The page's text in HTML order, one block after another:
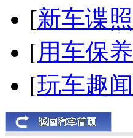
[新车谍照
[用车保养
[玩车趣闻